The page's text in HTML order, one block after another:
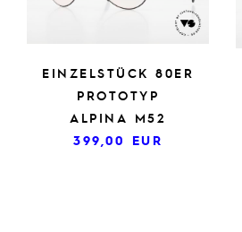
EINZELSTÜCK 80ER
PROTOTYP
ALPINA M52
399,00 EUR